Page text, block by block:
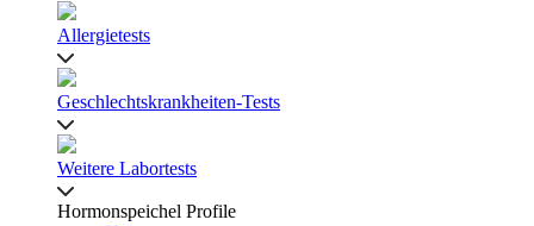
Allergietests
Geschlechtskrankheiten-Tests
Weitere Labortests
Hormonspeichel Profile